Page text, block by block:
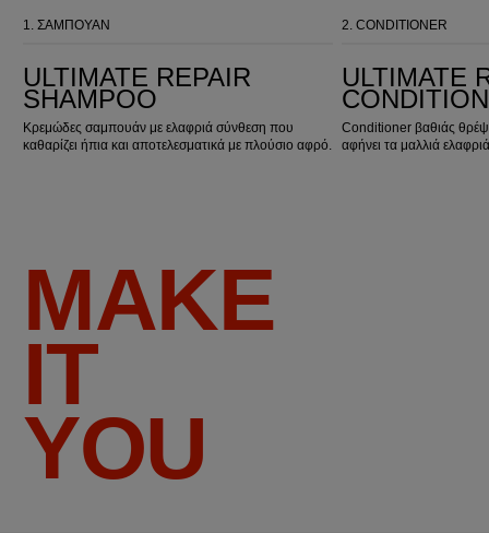
1.ΣΑΜΠΟΥΑΝ
ULTIMATE REPAIR
SHAMPOO
Κρεμώδες σαμπουάν με ελαφριά σύνθεση που
καθαρίζει ήπια και αποτελεσματικά με πλούσιο αφρό.
2.CONDITIONER
ULTIMATE
Conditioner βαθιάς
αφήνει τα μαλλιά
MAKE
IT
YOU